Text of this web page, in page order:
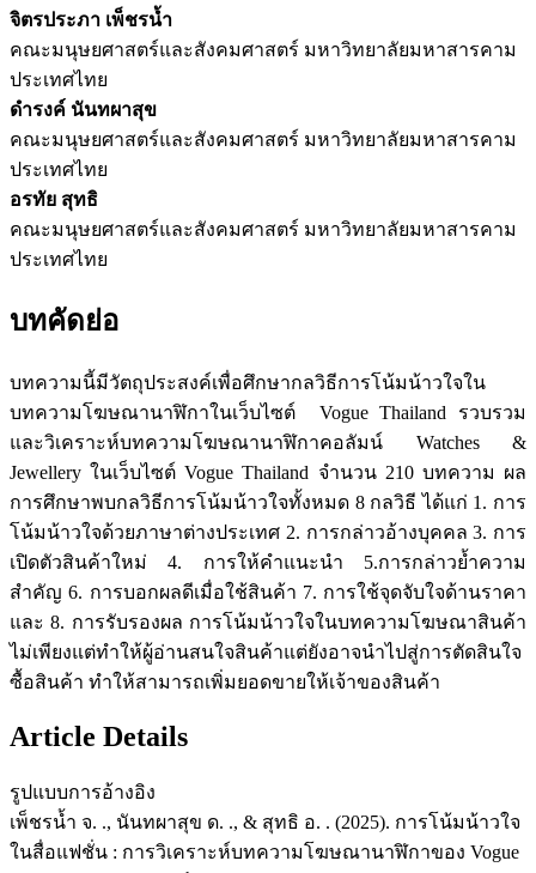
จิตรประภา เพ็ชรน้ำ
คณะมนุษยศาสตร์และสังคมศาสตร์ มหาวิทยาลัยมหาสารคาม
ประเทศไทย
ดำรงค์ นันทผาสุข
คณะมนุษยศาสตร์และสังคมศาสตร์ มหาวิทยาลัยมหาสารคาม
ประเทศไทย
อรทัย สุทธิ
คณะมนุษยศาสตร์และสังคมศาสตร์ มหาวิทยาลัยมหาสารคาม
ประเทศไทย
บทคัดย่อ
บทความนี้มีวัตถุประสงค์เพื่อศึกษากลวิธีการโน้มน้าวใจใน
บทความโฆษณานาฬิกาในเว็บไซต์ Vogue Thailand รวบรวม
และวิเคราะห์บทความโฆษณานาฬิกาคอลัมน์ Watches &
Jewellery ในเว็บไซต์ Vogue Thailand จำนวน 210 บทความ ผล
การศึกษาพบกลวิธีการโน้มน้าวใจทั้งหมด 8 กลวิธี ได้แก่ 1. การ
โน้มน้าวใจด้วยภาษาต่างประเทศ 2. การกล่าวอ้างบุคคล 3. การ
เปิดตัวสินค้าใหม่ 4. การให้คำแนะนำ 5.การกล่าวย้ำความ
สําคัญ 6. การบอกผลดีเมื่อใช้สินค้า 7. การใช้จุดจับใจด้านราคา
และ 8. การรับรองผล การโน้มน้าวใจในบทความโฆษณาสินค้า
ไม่เพียงแต่ทำให้ผู้อ่านสนใจสินค้าแต่ยังอาจนำไปสู่การตัดสินใจ
ซื้อสินค้า ทำให้สามารถเพิ่มยอดขายให้เจ้าของสินค้า
Article Details
รูปแบบการอ้างอิง
เพ็ชรน้ำ จ. ., นันทผาสุข ด. ., & สุทธิ อ. . (2025). การโน้มน้าวใจ
ในสื่อแฟชั่น : การวิเคราะห์บทความโฆษณานาฬิกาของ Vogue